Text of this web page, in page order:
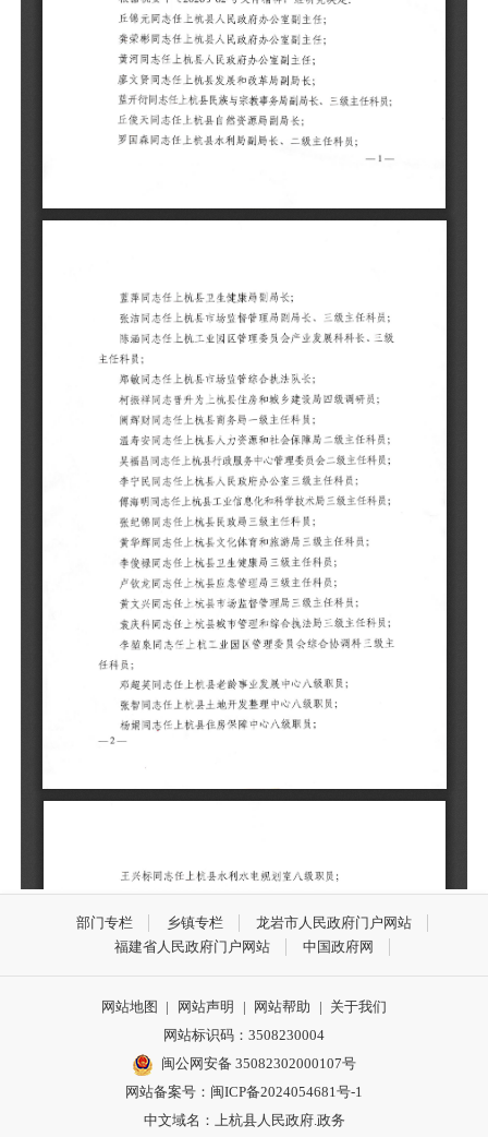
部门专栏 乡镇专栏
龙岩市人民政府门户网站
福建省人民政府门户网站
中国政府网
网站地图 | 网站声明 | 网站帮助 | 关于我们
网站标识码：3508230004
闽公网安备 35082302000107号
网站备案号： 闽ICP备2024054681号-1
中文域名：上杭县人民政府.政务